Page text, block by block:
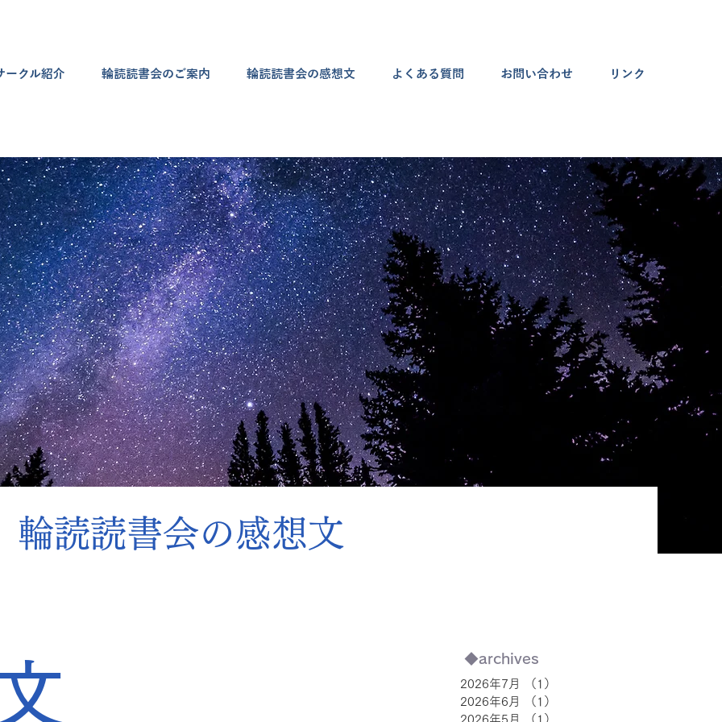
ークル紹介 輪読読書会のご案内 輪読読書会の感想文 よくある質問 お問い合わせ リンク
輪読読書会の​感想文
◆archives
2026年7月 （1）
2026年6月
（1）
2026年5月
（1）